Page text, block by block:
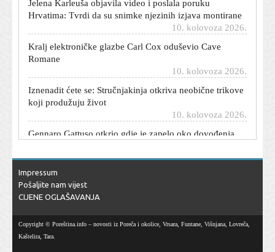
Hrvatima: Tvrdi da su snimke njezinih izjava montirane
10. kolovoza 2026.
Kralj elektroničke glazbe Carl Cox oduševio Cave
Romane
Iznenadit ćete se: Stručnjakinja otkriva neobične trikove
koji produžuju život
Gennaro Gattuso otkrio gdje je zapelo oko dovođenja
Hrvata: Što bismo trebali učiniti?
znati
građanima, evo tko može darivati
Impressum
Pošaljite nam vijest
CIJENE OGLAŠAVANJA
Copyright © Poreština.info – novosti iz Poreča i okolice, Vrsara, Funtane, Višnjana, Lovreča,
Kaštelira, Tara.